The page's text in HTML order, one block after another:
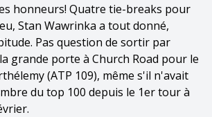
honneurs! Quatre tie-breaks pour
Stan Wawrinka a tout donné,
Pas question de sortir par
grande porte à Church Road pour le
(ATP 109), même s'il n'avait
du top 100 depuis le 1er tour à